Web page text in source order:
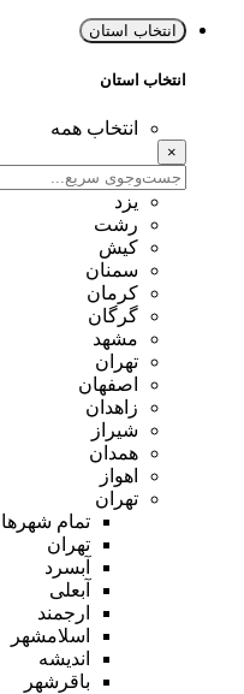
انتخاب استان
انتخاب استان
انتخاب همه
×
یزد
رشت
کیش
سمنان
کرمان
گرگان
مشهد
تهران
اصفهان
زاهدان
شیراز
همدان
اهواز
تهران
تمام شهر‌ها
تهران
آبسرد
آبعلی
ارجمند
اسلامشهر
اندیشه
باقرشهر